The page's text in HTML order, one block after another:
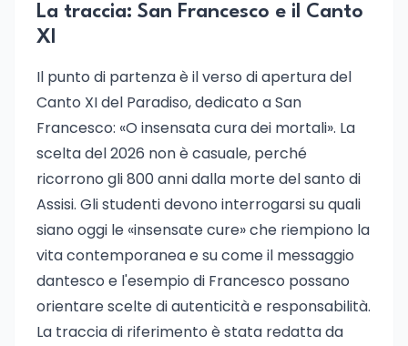
La traccia: San Francesco e il Canto
XI
Il punto di partenza è il verso di apertura del
Canto XI del Paradiso, dedicato a San
Francesco: «O insensata cura dei mortali». La
scelta del 2026 non è casuale, perché
ricorrono gli 800 anni dalla morte del santo di
Assisi. Gli studenti devono interrogarsi su quali
siano oggi le «insensate cure» che riempiono la
vita contemporanea e su come il messaggio
dantesco e l'esempio di Francesco possano
orientare scelte di autenticità e responsabilità.
La traccia di riferimento è stata redatta da